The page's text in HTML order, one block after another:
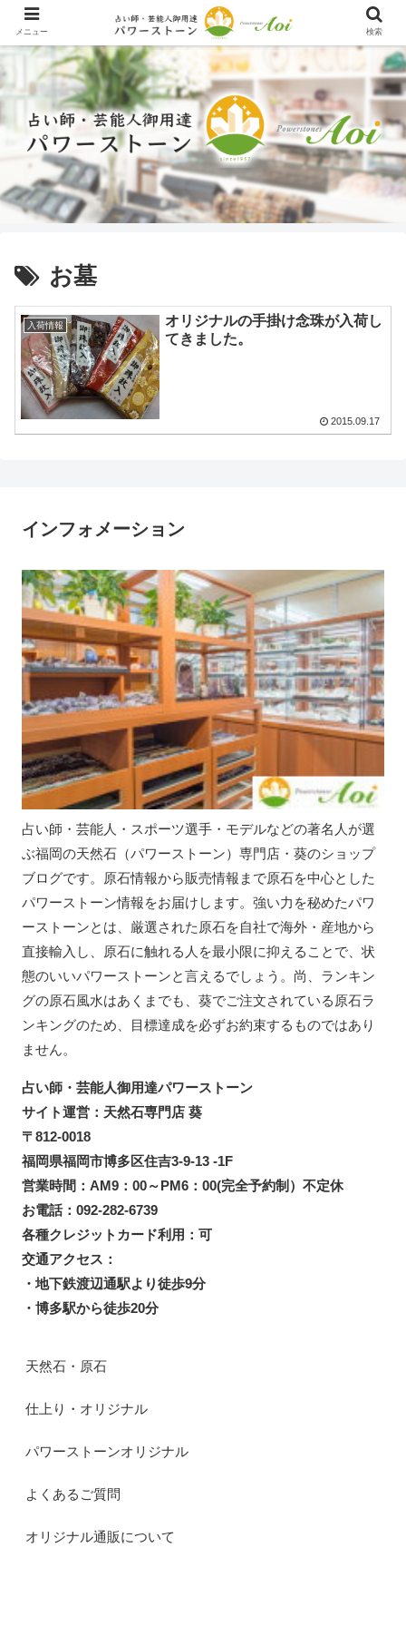
お墓
入荷情報
オリジナルの手掛け念珠が入荷し
てきました。
2015.09.17
インフォメーション
占い師・芸能人・スポーツ選手・モデルなどの著名人が選
ぶ福岡の天然石（パワーストーン）専門店・葵のショップ
ブログです。原石情報から販売情報まで原石を中心とした
パワーストーン情報をお届けします。強い力を秘めたパワ
ーストーンとは、厳選された原石を自社で海外・産地から
直接輸入し、原石に触れる人を最小限に抑えることで、状
態のいいパワーストーンと言えるでしょう。尚、ランキン
グの原石風水はあくまでも、葵でご注文されている原石ラ
ンキングのため、目標達成を必ずお約束するものではあり
ません。
占い師・芸能人御用達パワーストーン
サイト運営：天然石専門店 葵
〒812-0018
福岡県福岡市博多区住吉3-9-13 -1F
営業時間：AM9：00～PM6：00(完全予約制）不定休
お電話：092-282-6739
各種クレジットカード利用：可
交通アクセス：
・地下鉄渡辺通駅より徒歩9分
・博多駅から徒歩20分
天然石・原石
仕上り・オリジナル
パワーストーンオリジナル
よくあるご質問
オリジナル通販について
メニュー 検索